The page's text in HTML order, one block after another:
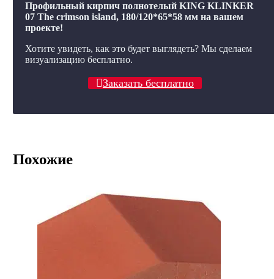
Профильный кирпич полнотелый KING KLINKER
07 The crimson island, 180/120*65*58 мм на вашем
проекте!
Хотите увидеть, как это будет выглядеть? Мы сделаем
визуализацию бесплатно.
Заказать бесплатно
Похожие